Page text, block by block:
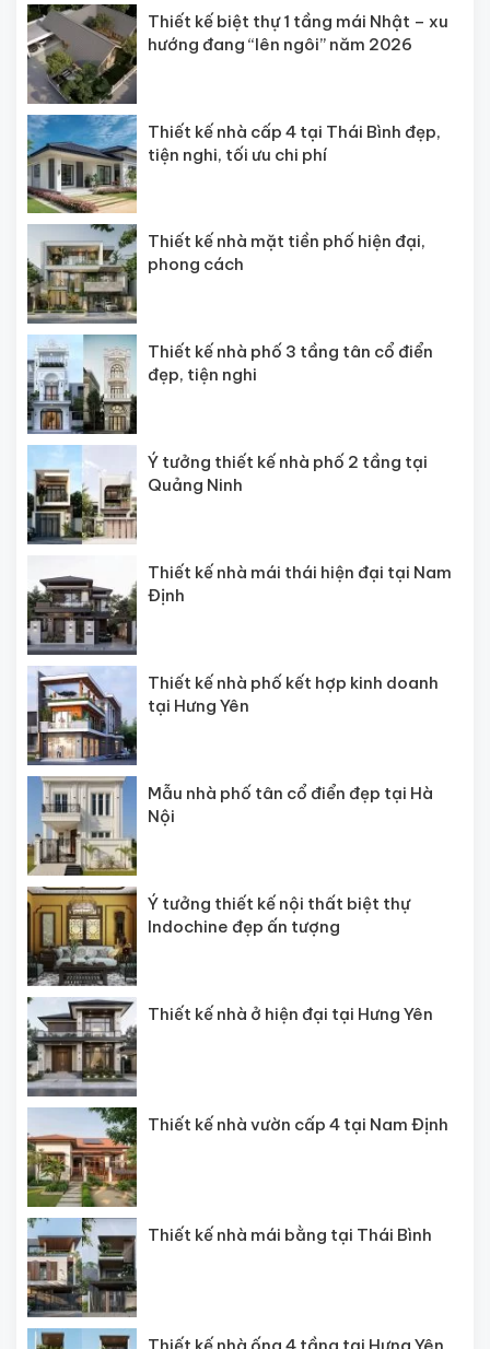
Thiết kế biệt thự 1 tầng mái Nhật – xu
hướng đang “lên ngôi” năm 2026
Thiết kế nhà cấp 4 tại Thái Bình đẹp,
tiện nghi, tối ưu chi phí
Thiết kế nhà mặt tiền phố hiện đại,
phong cách
Thiết kế nhà phố 3 tầng tân cổ điển
đẹp, tiện nghi
Ý tưởng thiết kế nhà phố 2 tầng tại
Quảng Ninh
Thiết kế nhà mái thái hiện đại tại Nam
Định
Thiết kế nhà phố kết hợp kinh doanh
tại Hưng Yên
Mẫu nhà phố tân cổ điển đẹp tại Hà
Nội
Ý tưởng thiết kế nội thất biệt thự
Indochine đẹp ấn tượng
Thiết kế nhà ở hiện đại tại Hưng Yên
Thiết kế nhà vườn cấp 4 tại Nam Định
Thiết kế nhà mái bằng tại Thái Bình
Thiết kế nhà ống 4 tầng tại Hưng Yên